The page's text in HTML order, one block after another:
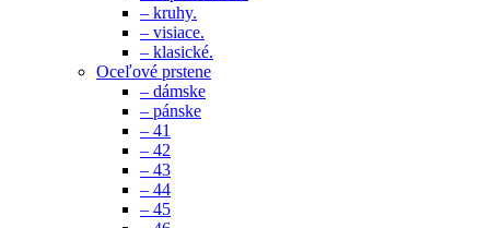
– kruhy.
– visiace.
– klasické.
Oceľové prstene
– dámske
– pánske
– 41
– 42
– 43
– 44
– 45